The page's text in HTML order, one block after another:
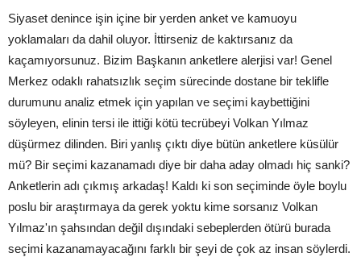
Siyaset denince işin içine bir yerden anket ve kamuoyu
yoklamaları da dahil oluyor. İttirseniz de kaktırsanız da
kaçamıyorsunuz. Bizim Başkanın anketlere alerjisi var! Genel
Merkez odaklı rahatsızlık seçim sürecinde dostane bir teklifle
durumunu analiz etmek için yapılan ve seçimi kaybettiğini
söyleyen, elinin tersi ile ittiği kötü tecrübeyi Volkan Yılmaz
düşürmez dilinden. Biri yanlış çıktı diye bütün anketlere küsülür
mü? Bir seçimi kazanamadı diye bir daha aday olmadı hiç sanki?
Anketlerin adı çıkmış arkadaş! Kaldı ki son seçiminde öyle boylu
poslu bir araştırmaya da gerek yoktu kime sorsanız Volkan
Yılmaz'ın şahsından değil dışındaki sebeplerden ötürü burada
seçimi kazanamayacağını farklı bir şeyi de çok az insan söylerdi.